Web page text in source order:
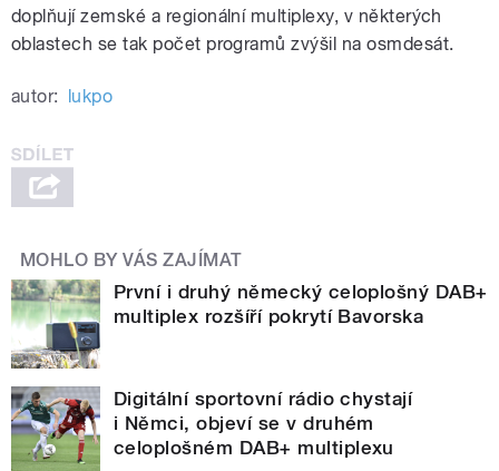
doplňují zemské a regionální multiplexy, v některých
oblastech se tak počet programů zvýšil na osmdesát.
autor: lukpo
MOHLO BY VÁS ZAJÍMAT
První i druhý německý celoplošný DAB+
multiplex rozšíří pokrytí Bavorska
Digitální sportovní rádio chystají
i Němci, objeví se v druhém
celoplošném DAB+ multiplexu